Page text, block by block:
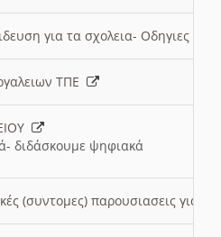
για τα σχολεια- Οδηγιες
ΤΠΕ
διδάσκουμε ψηφιακά
(συντομες) παρουσιασεις για